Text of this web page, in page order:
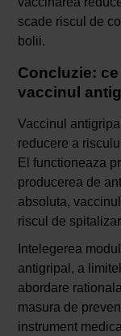
scade riscul de
bolii.
Concluzie:
vaccinul
Vaccinul
reducere a
El functioneaza
producerea de
absoluta,
riscul de
Intelegerea
antigripal, a
abordare
masura de
instrument